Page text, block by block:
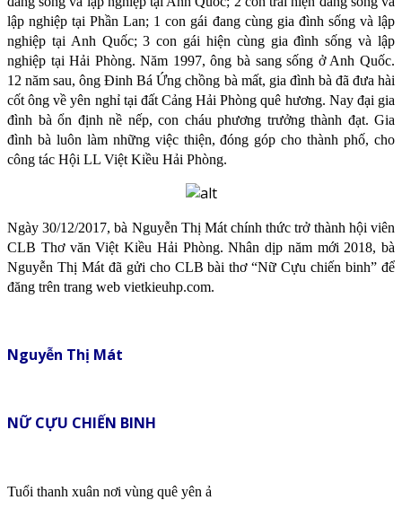
lập nghiệp tại Phần Lan; 1 con gái đang cùng gia đình sống và lập
nghiệp tại Anh Quốc; 3 con gái hiện cùng gia đình sống và lập
nghiệp tại Hải Phòng. Năm 1997, ông bà sang sống ở Anh Quốc.
12 năm sau, ông Đinh Bá Ứng chồng bà mất, gia đình bà đã đưa hài
cốt ông về yên nghỉ tại đất Cảng Hải Phòng quê hương. Nay đại gia
đình bà ổn định nề nếp, con cháu phương trưởng thành đạt. Gia
đình bà luôn làm những việc thiện, đóng góp cho thành phố, cho
công tác Hội LL Việt Kiều Hải Phòng.
Ngày 30/12/2017, bà Nguyễn Thị Mát chính thức trở thành hội viên
CLB Thơ văn Việt Kiều Hải Phòng. Nhân dịp năm mới 2018, bà
Nguyễn Thị Mát đã gửi cho CLB bài thơ “Nữ Cựu chiến binh” để
đăng trên trang web vietkieuhp.com.
Nguyễn Thị Mát
NỮ CỰU CHIẾN BINH
Tuổi thanh xuân nơi vùng quê yên ả